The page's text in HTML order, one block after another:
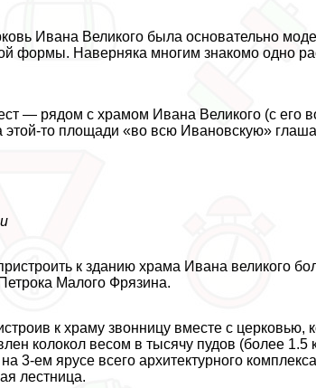
Ивана Великого была основательно
формы. Наверняка многим знакомо одно
— рядом с храмом Ивана Великого (с его
то площади «во всю Ивановскую»
к зданию храма Ивана великого
Малого Фрязина.
к храму звонницу вместе с церковью,
колокол весом в тысячу пудов (более 1.5
3-ем ярусе всего архитектурного
лестница.